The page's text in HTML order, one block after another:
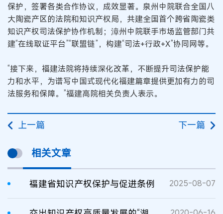
保护，签署各类合作协议，成效显著。泉州中院联合全国八
大陶瓷产区的法院和知识产权局，共建全国首个跨省陶瓷类
知识产权司法保护协作机制；漳州中院联手市场监管部门共
建“在线取证平台”“联盟链”，构建“司法+行政+X”协同网等。
“接下来，福建法院将持续深化改革，不断提升司法保护能
力和水平，为谱写中国式现代化福建篇章提供更加有力的司
法服务和保障。”福建高院相关负责人表示。
上一篇 下一篇
相关文章
福建省知识产权保护与促进条例 2025-08-07